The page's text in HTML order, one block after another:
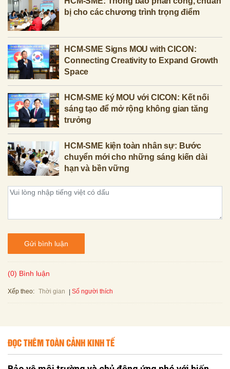
bị cho các chương trình trọng điểm
HCM-SME Signs MOU with CICON:
Connecting Creativity to Expand Growth
Space
HCM-SME ký MOU với CICON: Kết nối
sáng tạo để mở rộng không gian tăng
trưởng
HCM-SME kiện toàn nhân sự: Bước
chuyển mới cho những sáng kiến dài
hạn và bền vững
Gửi bình luận
(0) Bình luận
Xếp theo: Thời gian Số người thích
ĐỌC THÊM TOÀN CẢNH KINH TẾ